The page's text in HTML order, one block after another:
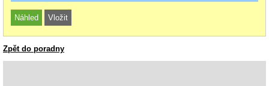
Zpět do poradny